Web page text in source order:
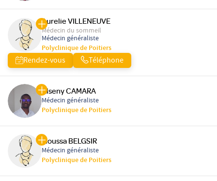
Aurelie VILLENEUVE
Médecin du sommeil
Médecin généraliste
Polyclinique de Poitiers
Rendez-vous Téléphone
Alseny CAMARA
Médecin généraliste
Polyclinique de Poitiers
Moussa BELGSIR
Médecin généraliste
Polyclinique de Poitiers